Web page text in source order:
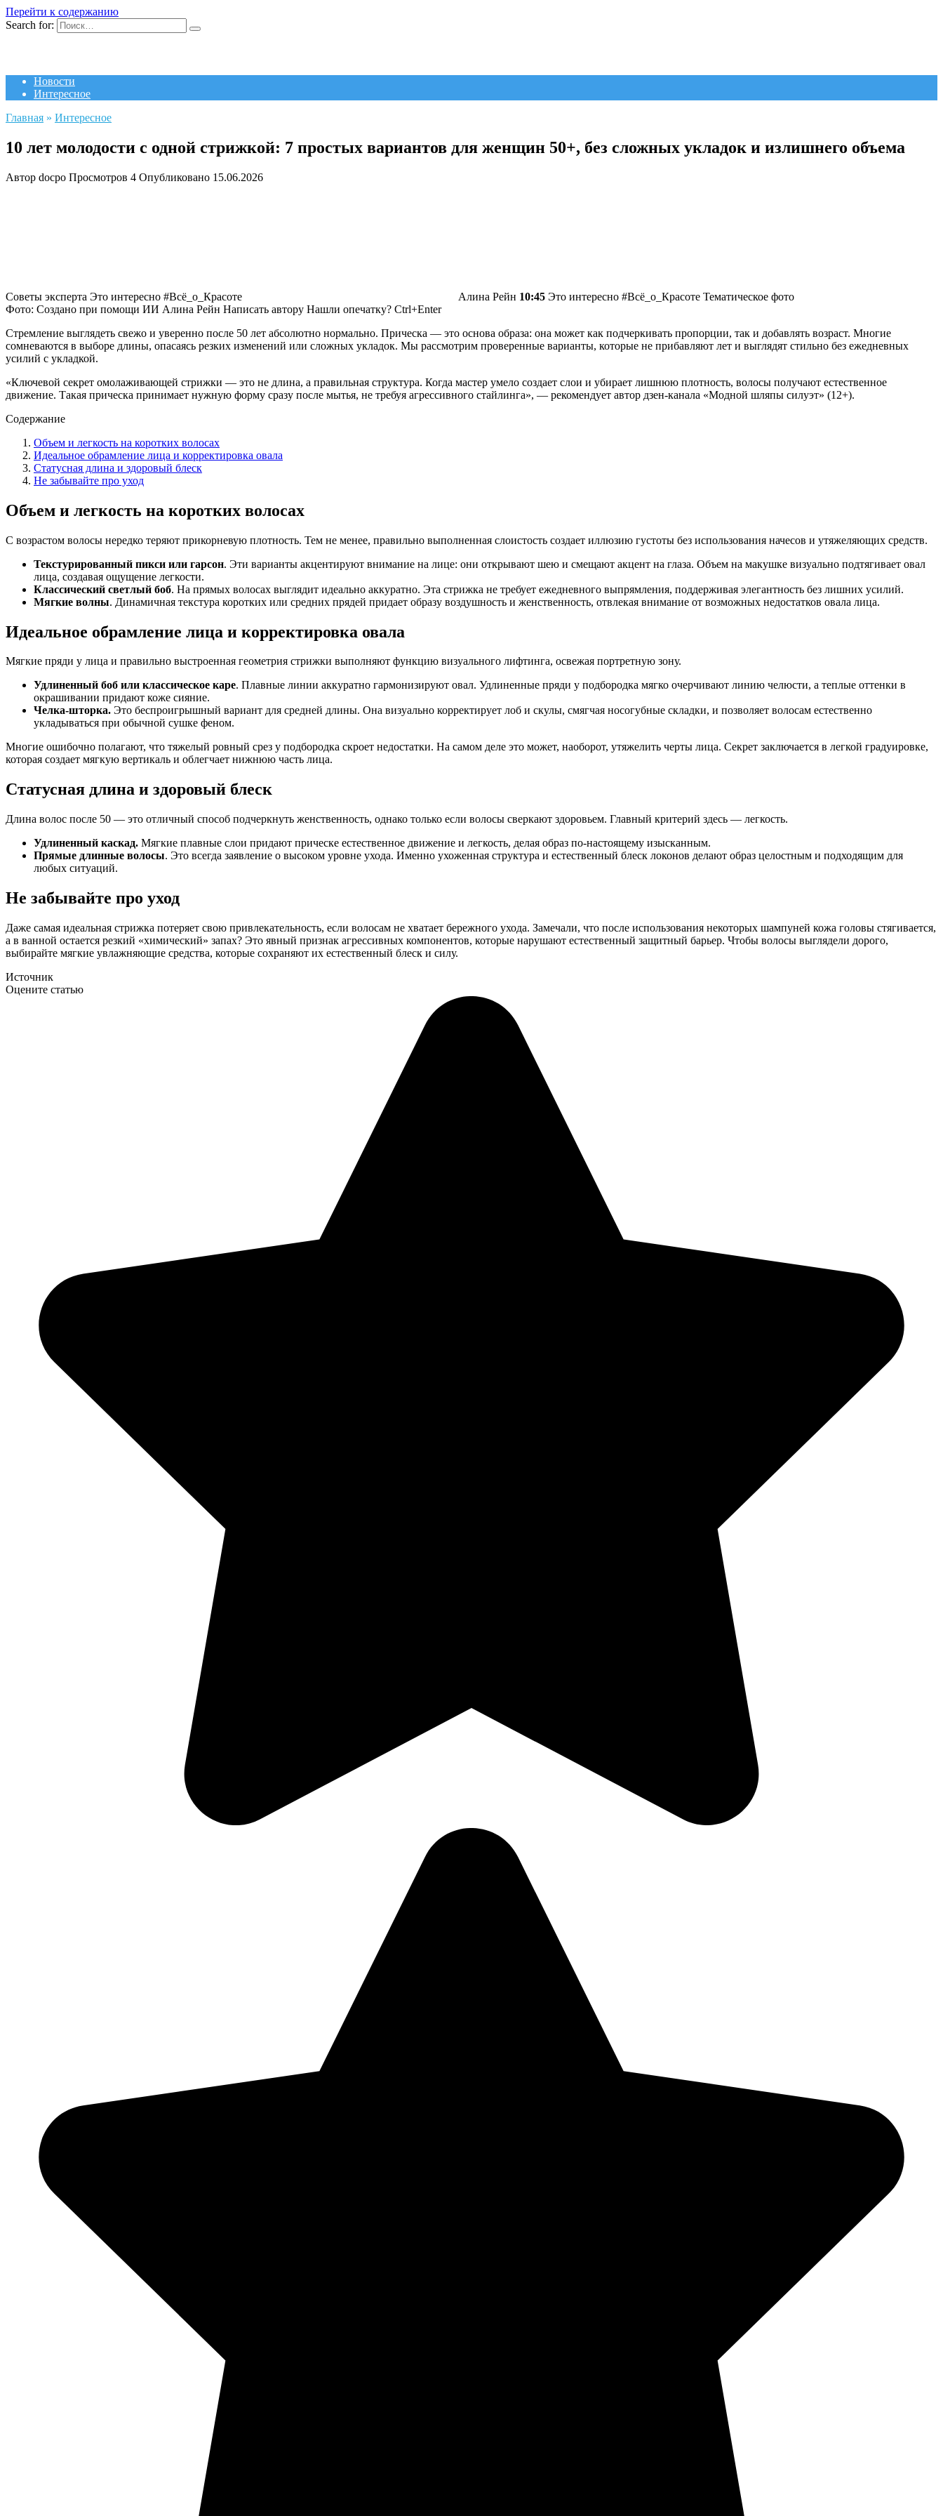
Перейти к содержанию
Search for:
Новости
Интересное
Главная » Интересное
10 лет молодости с одной стрижкой: 7 простых вариантов для женщин 50+, без сложных укладок и излишнего объема
Автор docpo Просмотров 4 Опубликовано 15.06.2026
Советы эксперта Это интересно #Всё_о_Красоте Алина Рейн 10:45 Это интересно #Всё_о_Красоте Тематическое фото
Фото: Создано при помощи ИИ Алина Рейн Написать автору Нашли опечатку? Ctrl+Enter
Стремление выглядеть свежо и уверенно после 50 лет абсолютно нормально. Прическа — это основа образа: она может как подчеркивать пропорции, так и добавлять возраст. Многие
сомневаются в выборе длины, опасаясь резких изменений или сложных укладок. Мы рассмотрим проверенные варианты, которые не прибавляют лет и выглядят стильно без ежедневных
усилий с укладкой.
«Ключевой секрет омолаживающей стрижки — это не длина, а правильная структура. Когда мастер умело создает слои и убирает лишнюю плотность, волосы получают естественное
движение. Такая прическа принимает нужную форму сразу после мытья, не требуя агрессивного стайлинга», — рекомендует автор дзен-канала «Модной шляпы силуэт» (12+).
Содержание
Объем и легкость на коротких волосах
Идеальное обрамление лица и корректировка овала
Статусная длина и здоровый блеск
Не забывайте про уход
Объем и легкость на коротких волосах
С возрастом волосы нередко теряют прикорневую плотность. Тем не менее, правильно выполненная слоистость создает иллюзию густоты без использования начесов и утяжеляющих средств.
Текстурированный пикси или гарсон. Эти варианты акцентируют внимание на лице: они открывают шею и смещают акцент на глаза. Объем на макушке визуально подтягивает овал
лица, создавая ощущение легкости.
Классический светлый боб. На прямых волосах выглядит идеально аккуратно. Эта стрижка не требует ежедневного выпрямления, поддерживая элегантность без лишних усилий.
Мягкие волны. Динамичная текстура коротких или средних прядей придает образу воздушность и женственность, отвлекая внимание от возможных недостатков овала лица.
Идеальное обрамление лица и корректировка овала
Мягкие пряди у лица и правильно выстроенная геометрия стрижки выполняют функцию визуального лифтинга, освежая портретную зону.
Удлиненный боб или классическое каре. Плавные линии аккуратно гармонизируют овал. Удлиненные пряди у подбородка мягко очерчивают линию челюсти, а теплые оттенки в
окрашивании придают коже сияние.
Челка-шторка. Это беспроигрышный вариант для средней длины. Она визуально корректирует лоб и скулы, смягчая носогубные складки, и позволяет волосам естественно
укладываться при обычной сушке феном.
Многие ошибочно полагают, что тяжелый ровный срез у подбородка скроет недостатки. На самом деле это может, наоборот, утяжелить черты лица. Секрет заключается в легкой градуировке,
которая создает мягкую вертикаль и облегчает нижнюю часть лица.
Статусная длина и здоровый блеск
Длина волос после 50 — это отличный способ подчеркнуть женственность, однако только если волосы сверкают здоровьем. Главный критерий здесь — легкость.
Удлиненный каскад. Мягкие плавные слои придают прическе естественное движение и легкость, делая образ по-настоящему изысканным.
Прямые длинные волосы. Это всегда заявление о высоком уровне ухода. Именно ухоженная структура и естественный блеск локонов делают образ целостным и подходящим для
любых ситуаций.
Не забывайте про уход
Даже самая идеальная стрижка потеряет свою привлекательность, если волосам не хватает бережного ухода. Замечали, что после использования некоторых шампуней кожа головы стягивается,
а в ванной остается резкий «химический» запах? Это явный признак агрессивных компонентов, которые нарушают естественный защитный барьер. Чтобы волосы выглядели дорого,
выбирайте мягкие увлажняющие средства, которые сохраняют их естественный блеск и силу.
Источник
Оцените статью